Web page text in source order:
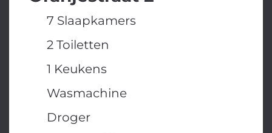
7 Slaapkamers
2 Toiletten
1 Keukens
Wasmachine
Droger